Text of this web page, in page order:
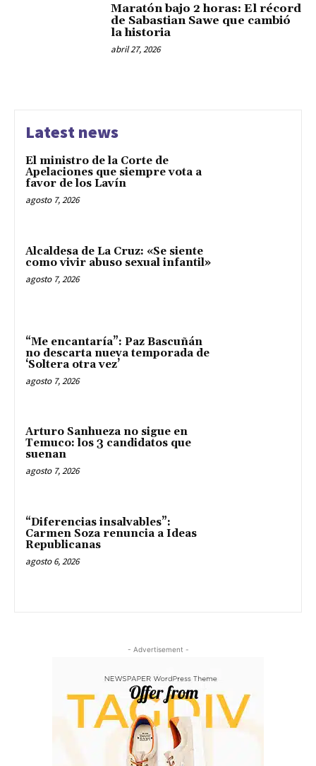
Maratón bajo 2 horas: El récord
de Sabastian Sawe que cambió
la historia
abril 27, 2026
Latest news
El ministro de la Corte de
Apelaciones que siempre vota a
favor de los Lavín
agosto 7, 2026
Alcaldesa de La Cruz: «Se siente
como vivir abuso sexual infantil»
agosto 7, 2026
“Me encantaría”: Paz Bascuñán
no descarta nueva temporada de
‘Soltera otra vez’
agosto 7, 2026
Arturo Sanhueza no sigue en
Temuco: los 3 candidatos que
suenan
agosto 7, 2026
“Diferencias insalvables”:
Carmen Soza renuncia a Ideas
Republicanas
agosto 6, 2026
- Advertisement -